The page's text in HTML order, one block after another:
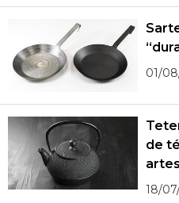
01/
de
18/